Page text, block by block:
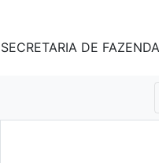
SECRETARIA DE